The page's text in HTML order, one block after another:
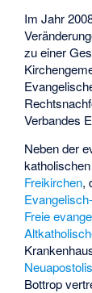
Im Jahr
zu einer
Verbandes
Neben der
Freikirchen,
Freie
Bottrop